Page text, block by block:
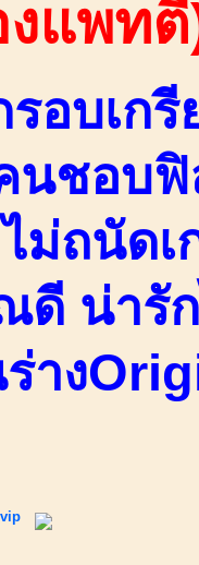
แพท
รอบเก
นชอบฟิ
ม่ถนัด
ดี น่ารั
ร่าง